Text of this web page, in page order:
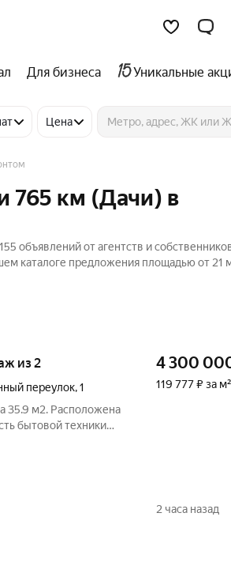
Для бизнеса Уникальные
Цена
765 км (Дачи) в
объявлений от агентств и
каталоге предложения площадью от 21
из 2
переулок,1
35.9 м2. Расположена
бытовой техники
подъезд.
4 300
119 777 ₽ за м²
2 часа назад